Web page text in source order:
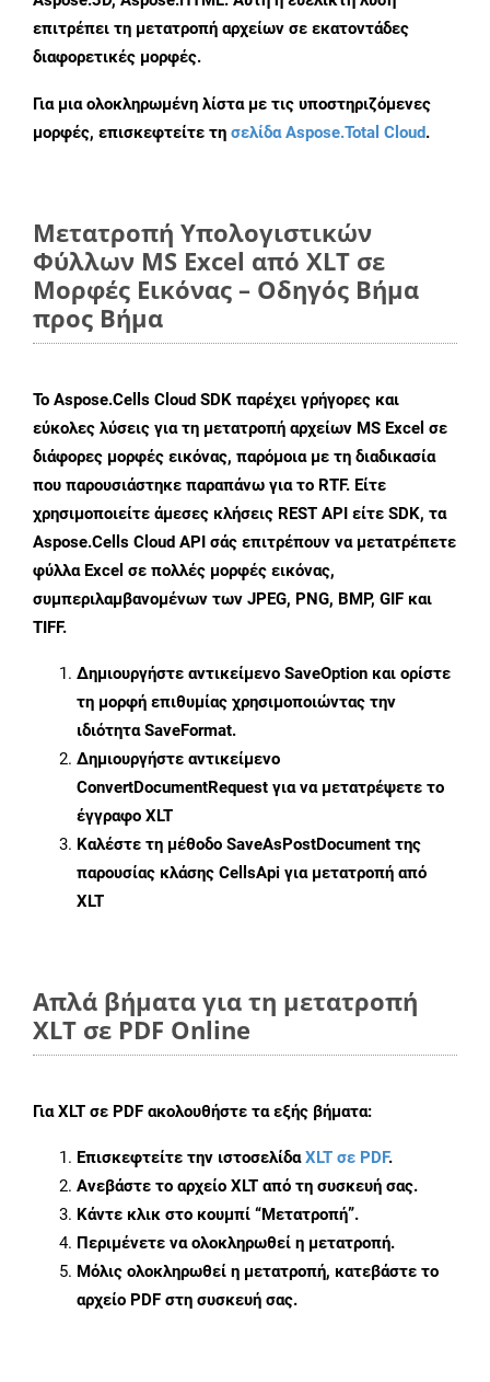
επιτρέπει τη μετατροπή αρχείων σε εκατοντάδες
διαφορετικές μορφές.
Για μια ολοκληρωμένη λίστα με τις υποστηριζόμενες
μορφές, επισκεφτείτε τη σελίδα Aspose.Total Cloud.
Μετατροπή Υπολογιστικών
Φύλλων MS Excel από XLT σε
Μορφές Εικόνας – Οδηγός Βήμα
προς Βήμα
Το Aspose.Cells Cloud SDK παρέχει γρήγορες και
εύκολες λύσεις για τη μετατροπή αρχείων MS Excel σε
διάφορες μορφές εικόνας, παρόμοια με τη διαδικασία
που παρουσιάστηκε παραπάνω για το RTF. Είτε
χρησιμοποιείτε άμεσες κλήσεις REST API είτε SDK, τα
Aspose.Cells Cloud API σάς επιτρέπουν να μετατρέπετε
φύλλα Excel σε πολλές μορφές εικόνας,
συμπεριλαμβανομένων των JPEG, PNG, BMP, GIF και
TIFF.
Δημιουργήστε αντικείμενο SaveOption και ορίστε
τη μορφή επιθυμίας χρησιμοποιώντας την
ιδιότηταSaveFormat.
Δημιουργήστε αντικείμενο
ConvertDocumentRequest για να μετατρέψετε το
έγγραφο XLT
Καλέστε τη μέθοδο SaveAsPostDocument της
παρουσίας κλάσης CellsApi για μετατροπή από
XLT
Απλά βήματα για τη μετατροπή
XLT σε PDF Online
ΓιαXLT σε PDF ακολουθήστε τα εξής βήματα:
Επισκεφτείτε την ιστοσελίδαXLT σε PDF.
Ανεβάστε το αρχείο XLT από τη συσκευή σας.
Κάντε κλικ στο κουμπί “Μετατροπή”.
Περιμένετε να ολοκληρωθεί η μετατροπή.
Μόλις ολοκληρωθεί η μετατροπή, κατεβάστε το
αρχείο PDF στη συσκευή σας.